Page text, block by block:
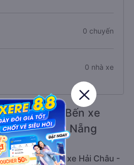
0 chuyến
0 nhà xe
xe đi Bến xe
Châu - Đà Nẵng
đánh giá nhà xe Hải Châu -